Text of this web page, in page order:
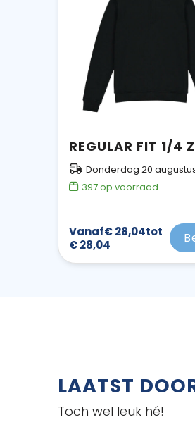
Donderdag 20
397op voorraad
Vanaf€ 28,04tot
€ 28,04
LAATST
Toch wel leuk hé!